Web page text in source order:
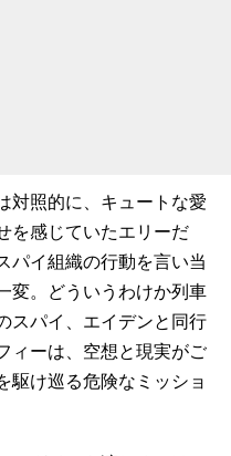
対照的に、キュートな愛
を感じていたエリーだ
パイ組織の行動を言い当
変。どういうわけか列車
スパイ、エイデンと同行
ィーは、空想と現実がご
駆け巡る危険なミッショ